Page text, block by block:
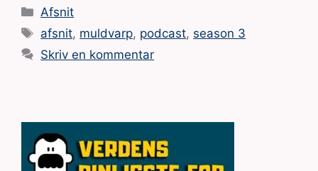
Kategorier
Afsnit
Tags
afsnit, muldvarp, podcast, season 3
Skriv en kommentar